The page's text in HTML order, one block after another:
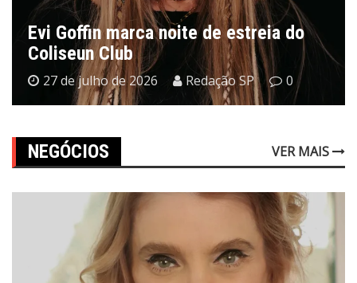
Evi Goffin marca noite de estreia do
Coliseun Club
27 de julho de 2026 Redação SP 0
NEGÓCIOS VER MAIS